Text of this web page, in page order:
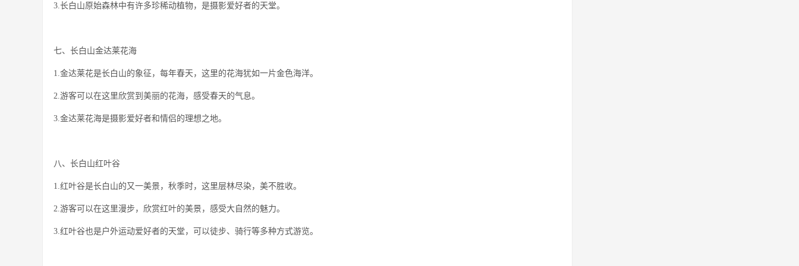
3.长白山原始森林中有许多珍稀动植物，是摄影爱好者的天堂。
七、长白山金达莱花海
1.金达莱花是长白山的象征，每年春天，这里的花海犹如一片金色海洋。
2.游客可以在这里欣赏到美丽的花海，感受春天的气息。
3.金达莱花海是摄影爱好者和情侣的理想之地。
八、长白山红叶谷
1.红叶谷是长白山的又一美景，秋季时，这里层林尽染，美不胜收。
2.游客可以在这里漫步，欣赏红叶的美景，感受大自然的魅力。
3.红叶谷也是户外运动爱好者的天堂，可以徒步、骑行等多种方式游览。